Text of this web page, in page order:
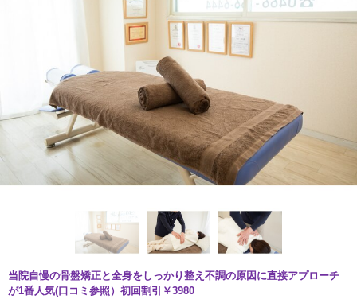
当院自慢の骨盤矯正と全身をしっかり整え不調の原因に直接アプローチ
が1番人気(口コミ参照）初回割引￥3980